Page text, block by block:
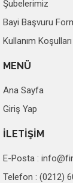
Şubelerimiz
Bayi Başvuru
Kullanım Koşulları
MENÜ
Ana Sayfa
Giriş Yap
İLETİŞİM
E-Posta :
Telefon : (0212)